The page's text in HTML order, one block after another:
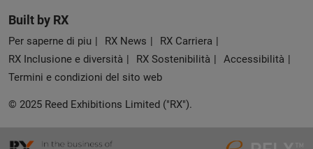
Built by RX
Per saperne di piu RX News
RX Carriera
RX Inclusione e diversità
RX Sostenibilità
Accessibilità
Termini e condizioni del sito web
© 2025 Reed Exhibitions Limited ("RX").